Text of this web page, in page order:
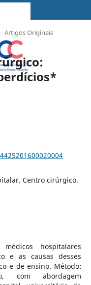
Artigos Originais
Centro cirúrgico.
hospitalares
e as causas desses
e de ensino. Método:
com abordagem